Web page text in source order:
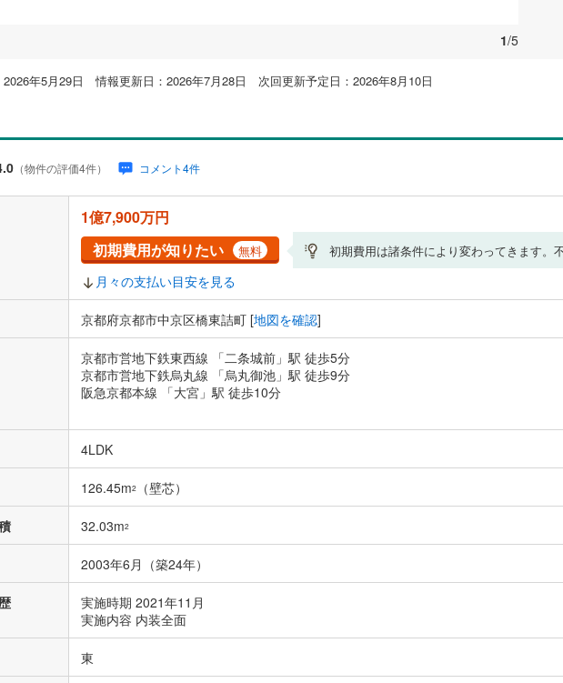
1/5
2026年5月29日 情報更新日：2026年7月28日 次回更新予定日：2026年8月10日
（物件の評価4件） コメント4件
1億7,900万円
初期費用が知りたい
無料 初期費用は諸条件により変わってきます。
月々の支払い目安を見る
京都府京都市中京区橋東詰町 [地図を確認]
京都市営地下鉄東西線 「二条城前」駅 徒歩5分
京都市営地下鉄烏丸線 「烏丸御池」駅 徒歩9分
阪急京都本線 「大宮」駅 徒歩10分
4LDK
126.45m2 （壁芯）
32.03m2
2003年6月（築24年）
実施時期 2021年11月
実施内容 内装全面
東